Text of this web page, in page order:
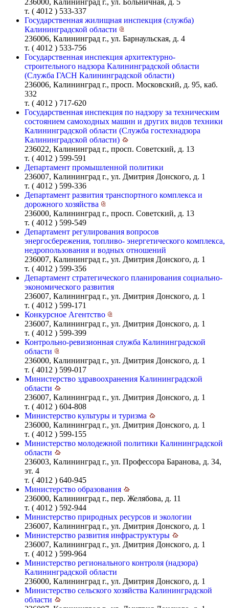
т. ( 4012 ) 533-337
Государственная жилищная инспекция (служба)
Калининградской области
236006, Калининград г., ул. Барнаульская, д. 4
т. ( 4012 ) 533-756
Государственная инспекция архитектурно-
строительного надзора Калининградской области
(Служба ГАСН Калининградской области)
236006, Калининград г., просп. Московский, д. 95, каб.
332
т. ( 4012 ) 717-620
Государственная инспекция по надзору за техническим
состоянием самоходных машин и других видов техники
Калининградской области (Служба гостехнадзора
Калининградской области)
236022, Калининград г., просп. Советский, д. 13
т. ( 4012 ) 599-591
Департамент промышленной политики
236007, Калининград г., ул. Дмитрия Донского, д. 1
т. ( 4012 ) 599-336
Департамент развития транспортного комплекса и
дорожного хозяйства
236000, Калининград г., просп. Советский, д. 13
т. ( 4012 ) 599-549
Департамент регулирования вопросов
энергосбережения, топливо- энергетического комплекса,
недропользования и водных отношений
236007, Калининград г., ул. Дмитрия Донского, д. 1
т. ( 4012 ) 599-356
Департамент стратегического планирования социально-
экономического развития
236007, Калининград г., ул. Дмитрия Донского, д. 1
т. ( 4012 ) 599-171
Конкурсное Агентство
236007, Калининград г., ул. Дмитрия Донского, д. 1
т. ( 4012 ) 599-399
Контрольно-ревизионная служба Калининградской
области
236000, Калининград г., ул. Дмитрия Донского, д. 1
т. ( 4012 ) 599-017
Министерство здравоохранения Калининградской
области
236007, Калининград г., ул. Дмитрия Донского, д. 1
т. ( 4012 ) 604-808
Министерство культуры и туризма
236000, Калининград г., ул. Дмитрия Донского, д. 1
т. ( 4012 ) 599-155
Министерство молодежной политики Калининградской
области
236003, Калининград г., ул. Профессора Баранова, д. 34,
эт. 4
т. ( 4012 ) 640-945
Министерство образования
236000, Калининград г., пер. Желябова, д. 11
т. ( 4012 ) 592-944
Министерство природных ресурсов и экологии
236007, Калининград г., ул. Дмитрия Донского, д. 1
Министерство развития инфраструктуры
236007, Калининград г., ул. Дмитрия Донского, д. 1
т. ( 4012 ) 599-964
Министерство регионального контроля (надзора)
Калининградской области
236000, Калининград г., ул. Дмитрия Донского, д. 1
Министерство сельского хозяйства Калининградской
области